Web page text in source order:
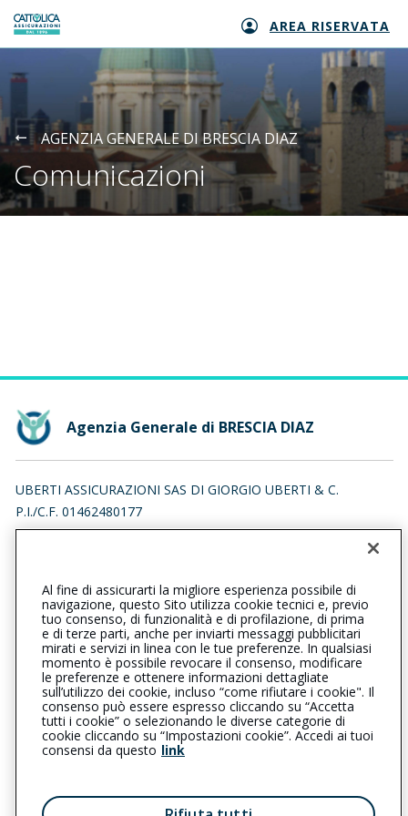
Generali logo AREA RISERVATA
AGENZIA GENERALE DI BRESCIA DIAZ
Comunicazioni
Agenzia Generale di BRESCIA DIAZ
UBERTI ASSICURAZIONI SAS DI GIORGIO UBERTI & C.
P.I./C.F. 01462480177
VIA ARMANDO DIAZ 18, 25121 BRESCIA (BS)
03042302 0303772890
bresciadiaz@cattolica.it
ubertiassicura@pec.it
L’intermediario è soggetto al controllo dell’IVASS. Consulta il
Registro RUI al seguentelink
Privacy | Cookie | Il Gruppo Generali
Al fine di assicurarti la migliore esperienza possibile di
navigazione, questo Sito utilizza cookie tecnici e, previo
tuo consenso, di funzionalità e di profilazione, di prima
e di terze parti, anche per inviarti messaggi pubblicitari
mirati e servizi in linea con le tue preferenze. In qualsiasi
momento è possibile revocare il consenso, modificare
le preferenze e ottenere informazioni dettagliate
sull’utilizzo dei cookie, incluso “come rifiutare i cookie". Il
consenso può essere espresso cliccando su “Accetta
tutti i cookie” o selezionando le diverse categorie di
cookie cliccando su “Impostazioni cookie”. Accedi ai tuoi
consensi da questo link